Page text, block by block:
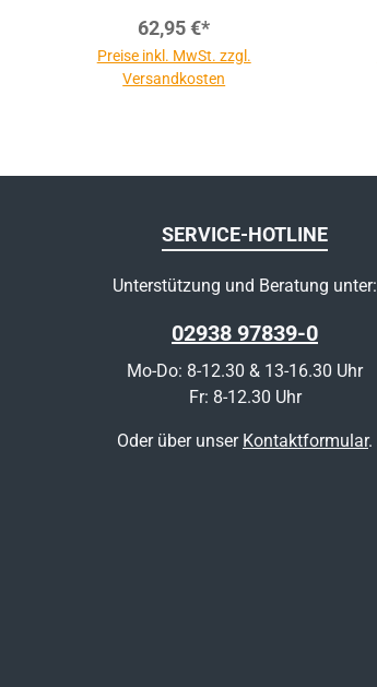
62,95 €*
Preise inkl. MwSt. zzgl.
Versandkosten
SERVICE-HOTLINE
Unterstützung und Beratung unter:
02938 97839-0
Mo-Do: 8-12.30 & 13-16.30 Uhr
Fr: 8-12.30 Uhr
Oder über unser Kontaktformular.